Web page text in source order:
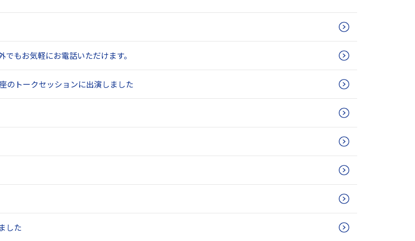
もお気軽にお電話いただけます。
のトークセッションに出演しました
した